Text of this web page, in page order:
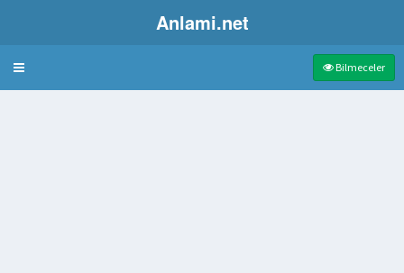
Anlami.net
Bulmaca Bilmeceler